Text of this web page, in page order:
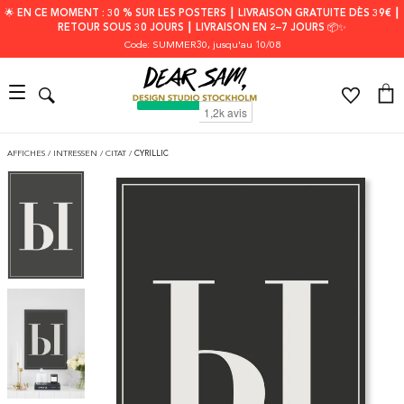
🌟 EN CE MOMENT : 30 % SUR LES POSTERS ┃ LIVRAISON GRATUITE DÈS 39€ ┃
RETOUR SOUS 30 JOURS ┃ LIVRAISON EN 2–7 JOURS 📦✨
Code: SUMMER30, jusqu'au 10/08
AFFICHES / INTRESSEN / CITAT / CYRILLIC